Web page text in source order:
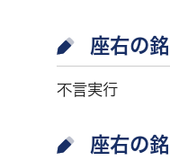
座右の銘
不言実行
座右の銘